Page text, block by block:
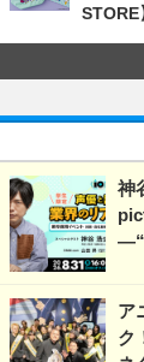
STORE
神
―“
ア
ク